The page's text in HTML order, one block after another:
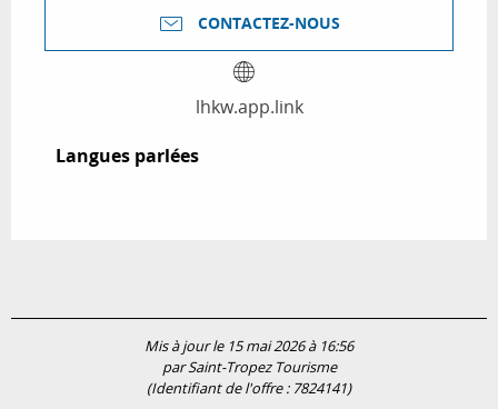
CONTACTEZ-NOUS
lhkw.app.link
Langues parlées
Langues parlées
Mis à jour le 15 mai 2026 à 16:56
par Saint-Tropez Tourisme
(Identifiant de l'offre : 7824141)